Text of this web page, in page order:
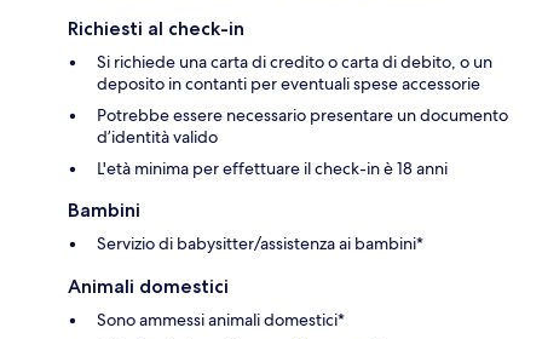
Richiesti al check-in
Si richiede una carta di credito o carta di debito, o un
deposito in contanti per eventuali spese accessorie
Potrebbe essere necessario presentare un documento
d’identità valido
L'età minima per effettuare il check-in è 18 anni
Bambini
Servizio di babysitter/assistenza ai bambini*
Animali domestici
Sono ammessi animali domestici*